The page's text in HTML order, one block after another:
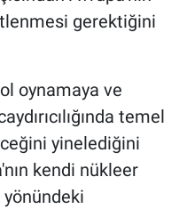
gerektiğini
oynamaya ve
temel
yinelediğini
kendi nükleer
yönündeki